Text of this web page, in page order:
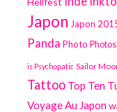
Japon Japon
Panda Photo
is Psychopatic Sailor
Tattoo Top Ten
Voyage Au Japon